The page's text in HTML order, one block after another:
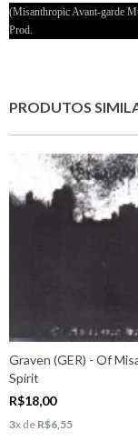
(Misanthropic Avant-garde
Prod.
PRODUTOS
Graven (GER) - Of
Spirit
R$18,00
3x de R$6,55